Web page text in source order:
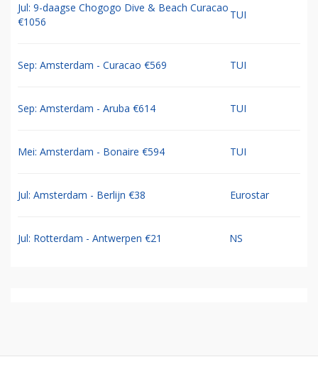
Jul: 9-daagse Chogogo Dive & Beach Curacao
€1056
TUI
Sep: Amsterdam - Curacao €569 TUI
Sep: Amsterdam - Aruba €614 TUI
Mei: Amsterdam - Bonaire €594 TUI
Jul: Amsterdam - Berlijn €38 Eurostar
Jul: Rotterdam - Antwerpen €21 NS